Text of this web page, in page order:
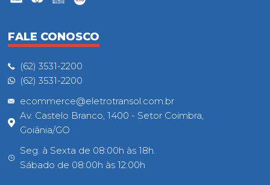
FALE CONOSCO
(62) 3531-2200
(62) 3531-2200
ecommerce@eletrotransol.com.br
Av. Castelo Branco, 1400 - Setor Coimbra,
Goiânia/GO
Seg. à Sexta de 08:00h às 18h.
Sábado de 08:00h às 12:00h